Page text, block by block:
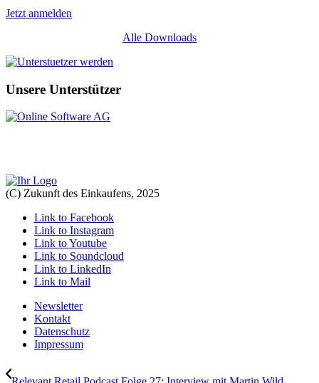
Jetzt anmelden
Alle Downloads
Unsere Unterstützer
(C) Zukunft des Einkaufens, 2025
Link to Facebook
Link to Instagram
Link to Youtube
Link to Soundcloud
Link to LinkedIn
Link to Mail
Newsletter
Kontakt
Datenschutz
Impressum